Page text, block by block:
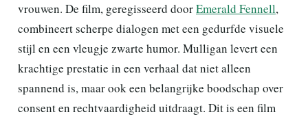
vrouwen. De film, geregisseerd doorEmerald Fennell,
combineert scherpe dialogen met een gedurfde visuele
stijl en een vleugje zwarte humor. Mulligan levert een
krachtige prestatie in een verhaal dat niet alleen
spannend is, maar ook een belangrijke boodschap over
consent en rechtvaardigheid uitdraagt. Dit is een film